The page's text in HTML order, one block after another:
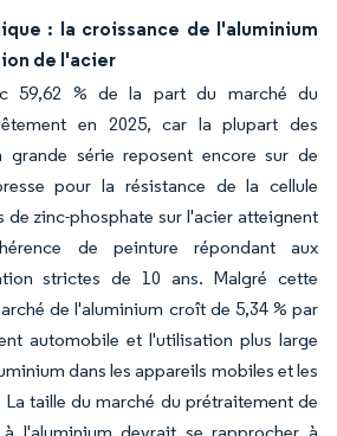
: la croissance de l'aluminium
de l'acier
59,62 % de la part du marché du
en 2025, car la plupart des
grande série reposent encore sur de
pour la résistance de la cellule
de zinc-phosphate sur l'acier atteignent
de peinture répondant aux
strictes de 10 ans. Malgré cette
de l'aluminium croît de 5,34 % par
automobile et l'utilisation plus large
dans les appareils mobiles et les
taille du marché du prétraitement de